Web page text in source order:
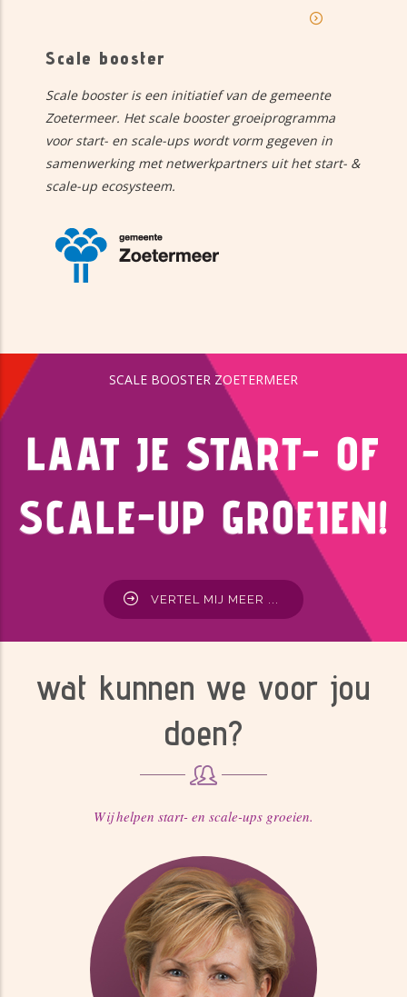
Scale booster
Scale booster is een initiatief van de gemeente
Zoetermeer. Het scale booster groeiprogramma
voor start- en scale-ups wordt vorm gegeven in
samenwerking met netwerkpartners uit het start- &
scale-up ecosysteem.
SCALE BOOSTER ZOETERMEER
LAAT JE START- OF
SCALE-UP GROEIEN!
VERTEL MIJ MEER ...
wat kunnen we voor jou
doen?
Wij helpen start- en scale-ups groeien.